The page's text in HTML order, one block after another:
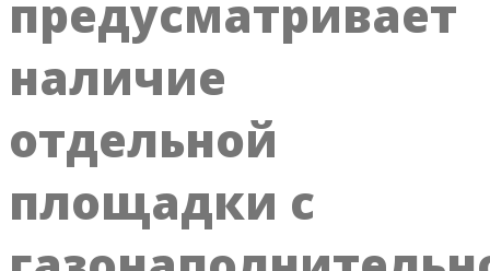
предусматривает
наличие
отдельной
площадки с